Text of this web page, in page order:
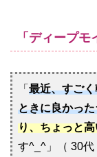
「ディープ
「 最近、すご
ときに良かっ
り、ちょっと
す^_^」（ 30代